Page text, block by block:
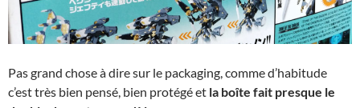
Pas grand chose à dire sur le packaging, comme d’habitude
c’est très bien pensé, bien protégé et la boîte fait presque le